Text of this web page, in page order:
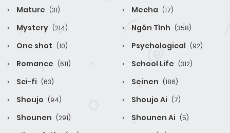
Mature (31) Mecha (17)
Mystery (214) Ngôn Tình (358)
One shot (10) Psychological (92)
Romance (611) School Life (312)
Sci-fi (63) Seinen (186)
Shoujo (94) Shoujo Ai (7)
Shounen (291) Shounen Ai (5)